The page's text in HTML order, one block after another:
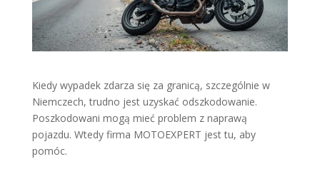
Kiedy wypadek zdarza się za granicą, szczególnie w
Niemczech, trudno jest uzyskać odszkodowanie.
Poszkodowani mogą mieć problem z naprawą
pojazdu. Wtedy firma MOTOEXPERT jest tu, aby
pomóc.